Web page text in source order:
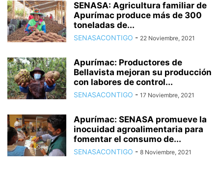
SENASA: Agricultura familiar de
Apurímac produce más de 300
toneladas de...
SENASACONTIGO - 22 Noviembre, 2021
Apurímac: Productores de
Bellavista mejoran su producción
con labores de control...
SENASACONTIGO - 17 Noviembre, 2021
Apurímac: SENASA promueve la
inocuidad agroalimentaria para
fomentar el consumo de...
SENASACONTIGO - 8 Noviembre, 2021